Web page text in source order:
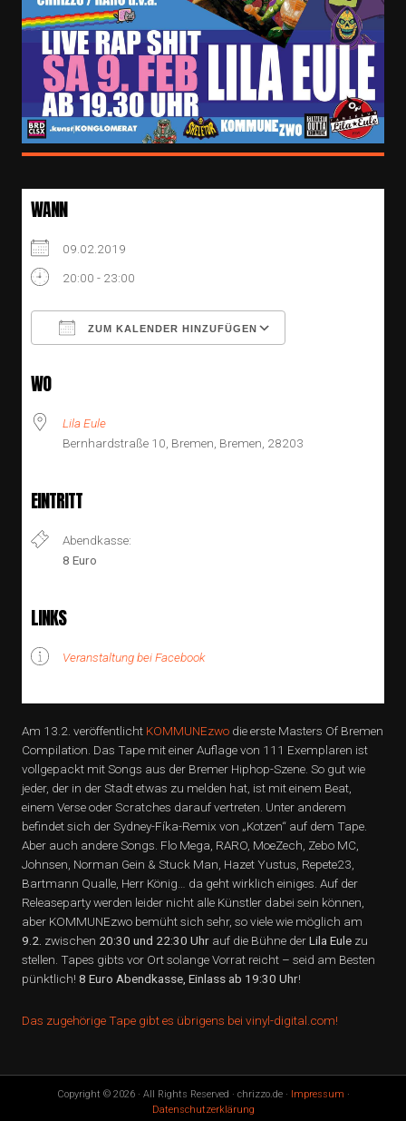
WANN
09.02.2019
20:00 - 23:00
ZUM KALENDER HINZUFÜGEN
WO
Lila Eule
Bernhardstraße 10, Bremen, Bremen, 28203
Lila Eule
EINTRITT
Abendkasse:
8 Euro
LINKS
Veranstaltung bei Facebook
Am 13.2. veröffentlicht KOMMUNEzwo die erste Masters Of Bremen
Compilation. Das Tape mit einer Auflage von 111 Exemplaren ist
vollgepackt mit Songs aus der Bremer Hiphop-Szene. So gut wie
jeder, der in der Stadt etwas zu melden hat, ist mit einem Beat,
einem Verse oder Scratches darauf vertreten. Unter anderem
befindet sich der Sydney-Fíka-Remix von „Kotzen“ auf dem Tape.
Aber auch andere Songs. Flo Mega, RARO, MoeZech, Zebo MC,
Johnsen, Norman Gein & Stuck Man, Hazet Yustus, Repete23,
Bartmann Qualle, Herr König… da geht wirklich einiges. Auf der
Releaseparty werden leider nicht alle Künstler dabei sein können,
aber KOMMUNEzwo bemüht sich sehr, so viele wie möglich am
9.2. zwischen 20:30 und 22:30 Uhr auf die Bühne derLila Eule zu
stellen. Tapes gibts vor Ort solange Vorrat reicht – seid am Besten
pünktlich! 8 Euro Abendkasse, Einlass ab 19:30 Uhr!
Das zugehörige Tape gibt es übrigens bei vinyl-digital.com!
Copyright © 2026 · All Rights Reserved · chrizzo.de · Impressum ·
Datenschutzerklärung